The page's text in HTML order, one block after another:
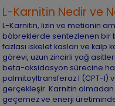
L-Karnitin Nedir ve
L-Karnitin, lizin ve metionin
böbreklerde sentezlenen bir
fazlası iskelet kasları ve kalp
görevi, uzun zincirli yağ
beta-oksidasyon sürecine
palmitoyltransferaz I (CPT-I)
gerçekleşir. Karnitin
geçemez ve enerji